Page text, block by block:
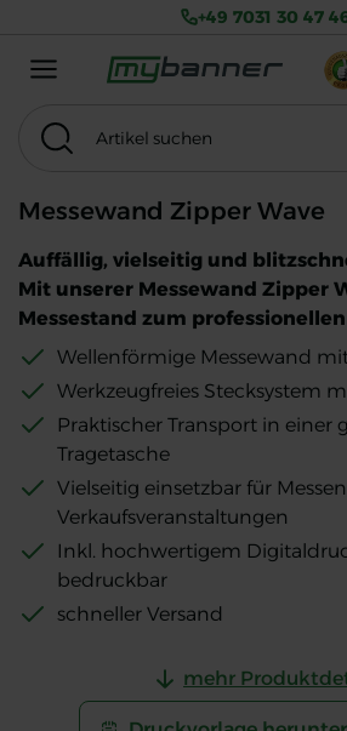
+49 7031 30 47
Menu mobile
MwSt. exkl.
Thema
Messewand Zipper Wave
Auffällig, vielseitig und
Mit unserer Messewand Zipper
Messestand zum
Wellenförmige Messewand
Werkzeugfreies Stecksystem
Praktischer Transport in einer
Tragetasche
Vielseitig einsetzbar für
Verkaufsveranstaltungen
Inkl. hochwertigem
bedruckbar
schneller Versand
mehr